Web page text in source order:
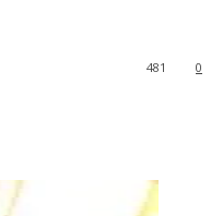
0
481